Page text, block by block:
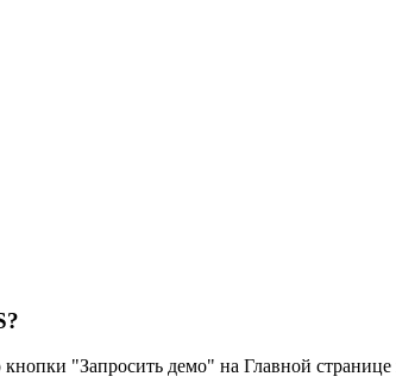
"Запросить демо" на Главной